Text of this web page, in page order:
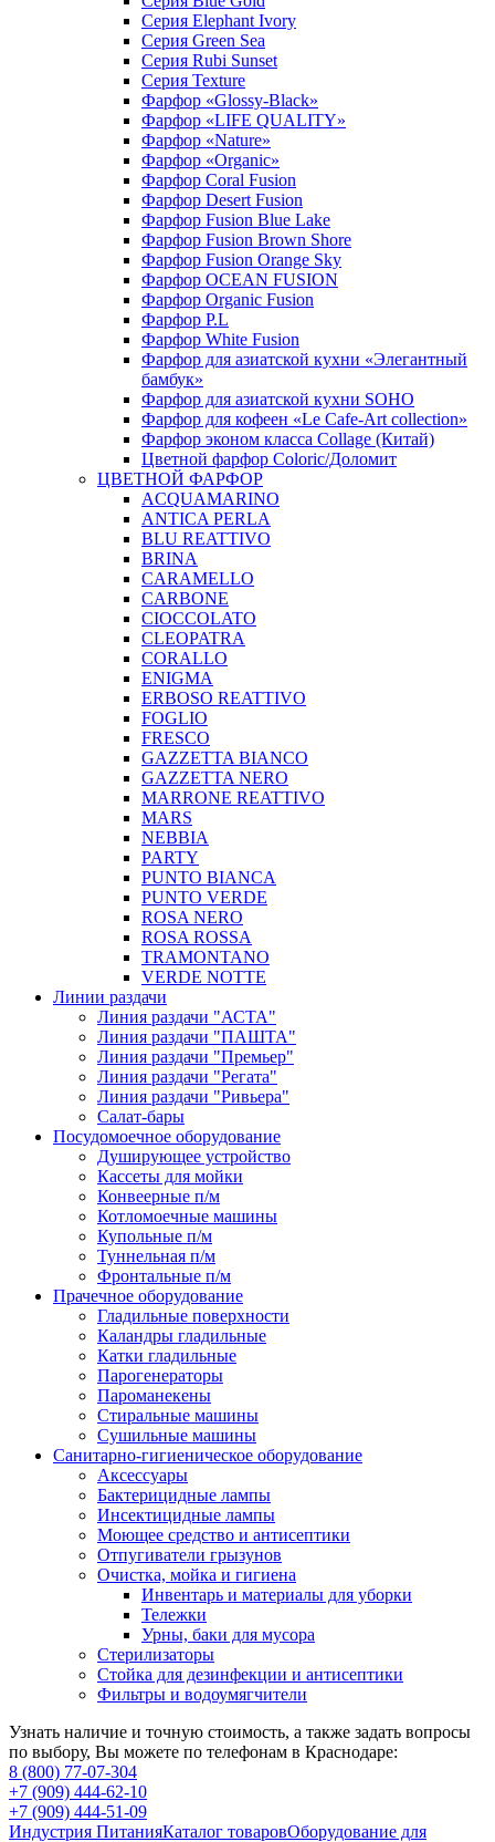
Серия Elephant Ivory
Серия Green Sea
Серия Rubi Sunset
Серия Texture
Фарфор «Glossy-Black»
Фарфор «LIFE QUALITY»
Фарфор «Nature»
Фарфор «Organic»
Фарфор Coral Fusion
Фарфор Desert Fusion
Фарфор Fusion Blue Lake
Фарфор Fusion Brown Shore
Фарфор Fusion Orange Sky
Фарфор OCEAN FUSION
Фарфор Organic Fusion
Фарфор P.L
Фарфор White Fusion
Фарфор для азиатской кухни «Элегантный
бамбук»
Фарфор для азиатской кухни SOHO
Фарфор для кофеен «Le Cafe-Art collection»
Фарфор эконом класса Collage (Китай)
Цветной фарфор Coloric/Доломит
ЦВЕТНОЙ ФАРФОР
ACQUAMARINO
ANTICA PERLA
BLU REATTIVO
BRINA
CARAMELLO
CARBONE
CIOCCOLATO
CLEOPATRA
CORALLO
ENIGMA
ERBOSO REATTIVO
FOGLIO
FRESCO
GAZZETTA BIANCO
GAZZETTA NERO
MARRONE REATTIVO
MARS
NEBBIA
PARTY
PUNTO BIANCA
PUNTO VERDE
ROSA NERO
ROSA ROSSA
TRAMONTANO
VERDE NOTTE
Линии раздачи
Линия раздачи "АСТА"
Линия раздачи "ПАШТА"
Линия раздачи "Премьер"
Линия раздачи "Регата"
Линия раздачи "Ривьера"
Салат-бары
Посудомоечное оборудование
Душирующее устройство
Кассеты для мойки
Конвеерные п/м
Котломоечные машины
Купольные п/м
Туннельная п/м
Фронтальные п/м
Прачечное оборудование
Гладильные поверхности
Каландры гладильные
Катки гладильные
Парогенераторы
Пароманекены
Стиральные машины
Сушильные машины
Санитарно-гигиеническое оборудование
Аксессуары
Бактерицидные лампы
Инсектицидные лампы
Моющее средство и антисептики
Отпугиватели грызунов
Очистка, мойка и гигиена
Инвентарь и материалы для уборки
Тележки
Урны, баки для мусора
Стерилизаторы
Стойка для дезинфекции и антисептики
Фильтры и водоумягчители
Узнать наличие и точную стоимость, а также задать вопросы
по выбору, Вы можете по телефонам в Краснодаре:
8 (800) 77-07-304
+7 (909) 444-62-10
+7 (909) 444-51-09
Индустрия ПитанияКаталог товаровОборудование для